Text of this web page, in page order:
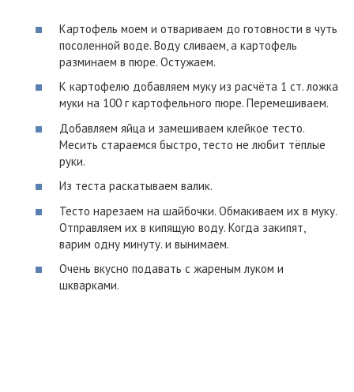
Картофель моем и отвариваем до готовности в чуть
посоленной воде. Воду сливаем, а картофель
разминаем в пюре. Остужаем.
К картофелю добавляем муку из расчёта 1 ст. ложка
муки на 100 г картофельного пюре. Перемешиваем.
Добавляем яйца и замешиваем клейкое тесто.
Месить стараемся быстро, тесто не любит тёплые
руки.
Из теста раскатываем валик.
Тесто нарезаем на шайбочки. Обмакиваем их в муку.
Отправляем их в кипящую воду. Когда закипят,
варим одну минуту. и вынимаем.
Очень вкусно подавать с жареным луком и
шкварками.